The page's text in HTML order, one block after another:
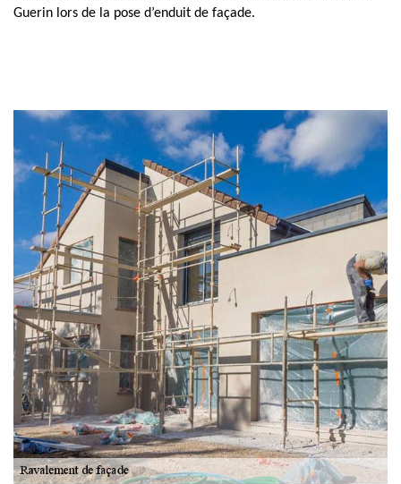
Guerin lors de la pose d’enduit de façade.